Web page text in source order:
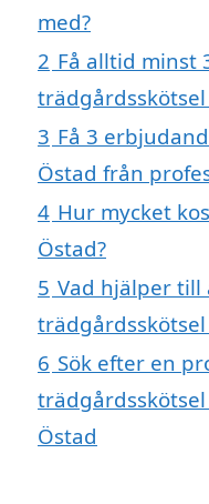
med?
2 Få alltid minst
trädgårdsskötsel
3 Få 3
Östad från
4 Hur mycket
Östad?
5 Vad hjälper till
trädgårdsskötsel
6 Sök efter en
Östad